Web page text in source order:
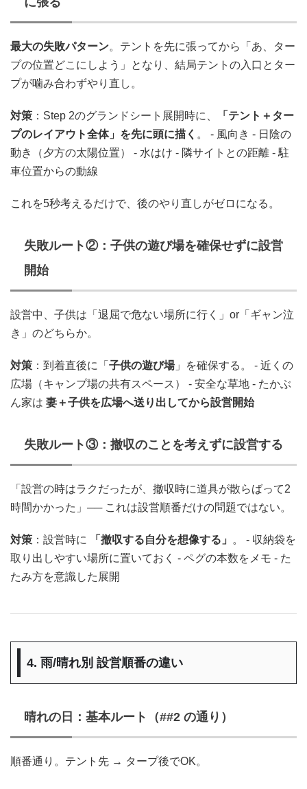
最大の失敗パターン。テントを先に張ってから「あ、ター
プの位置どこにしよう」となり、結局テントの入口とター
プが噛み合わずやり直し。
対策 ：Step 2のグランドシート展開時に、
「テント＋ター
プのレイアウト全体」を先に頭に描く 。 - 風向き - 日陰の
動き（夕方の太陽位置） - 水はけ - 隣サイトとの距離 - 駐
車位置からの動線
これを5秒考えるだけで、後のやり直しがゼロになる。
失敗ルート②：子供の遊び場を確保せずに設営
開始
設営中、子供は「退屈で危ない場所に行く」or「ギャン泣
き」のどちらか。
対策 ：到着直後に「 子供の遊び場」を確保する。 - 近くの
広場（キャンプ場の共有スペース） - 安全な草地 - たかぶ
ん家は 妻＋子供を広場へ送り出してから設営開始
失敗ルート③：撤収のことを考えずに設営する
「設営の時はラクだったが、撤収時に道具が散らばって2
時間かかった」── これは設営順番だけの問題ではない。
対策 ：設営時に 「撤収する自分を想像する」
。 - 収納袋を
取り出しやすい場所に置いておく - ペグの本数をメモ - た
たみ方を意識した展開
4. 雨/晴れ別 設営順番の違い
晴れの日：基本ルート（##2 の通り）
順番通り。テント先 → タープ後でOK。